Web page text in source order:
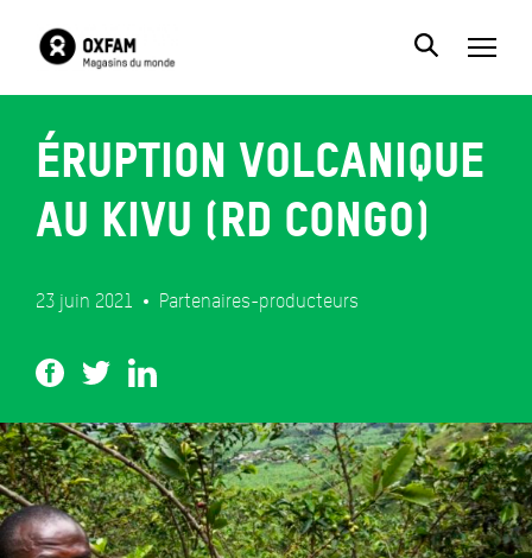
Éruption volcanique
au Kivu (RD Congo)
23 juin 2021 Partenaires-producteurs